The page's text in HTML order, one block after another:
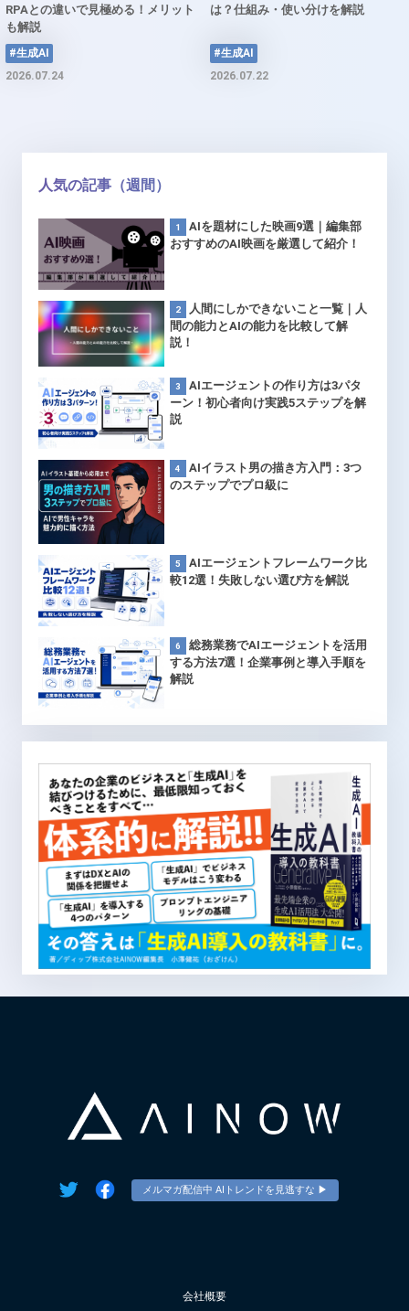
RPAとの違いで見極める！メリット
も解説
#生成AI
2026.07.24
は？仕組み・使い分けを解説
#生成AI
2026.07.22
人気の記事（週間）
AIを題材にした映画9選｜編集部
おすすめのAI映画を厳選して紹介！
人間にしかできないこと一覧｜人
間の能力とAIの能力を比較して解
説！
AIエージェントの作り方は3パタ
ーン！初心者向け実践5ステップを解
説
AIイラスト男の描き方入門：3つ
のステップでプロ級に
AIエージェントフレームワーク比
較12選！失敗しない選び方を解説
総務業務でAIエージェントを活用
する方法7選！企業事例と導入手順を
解説
メルマガ配信中 AIトレンドを見逃すな ▶︎
会社概要